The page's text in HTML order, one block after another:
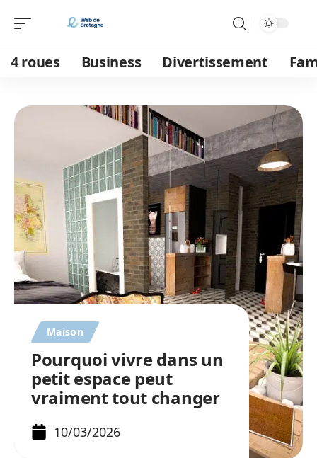
4 roues Business Divertissement
Maison
Pourquoi vivre dans un
petit espace peut
vraiment tout changer
10/03/2026